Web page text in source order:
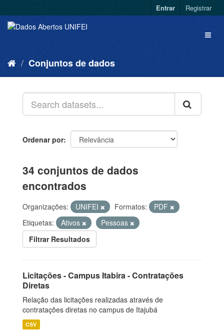
Entrar Registrar
Conjuntos de dados
Ordenar por
34 conjuntos de dados
encontrados
Organizações: UNIFEI Formatos:
PDF
Etiquetas:
Ativos
Pessoas
Filtrar Resultados
Licitações - Campus Itabira - Contratações
Diretas
Relação das licitações realizadas através de
contratações diretas no campus de Itajubá
CSV